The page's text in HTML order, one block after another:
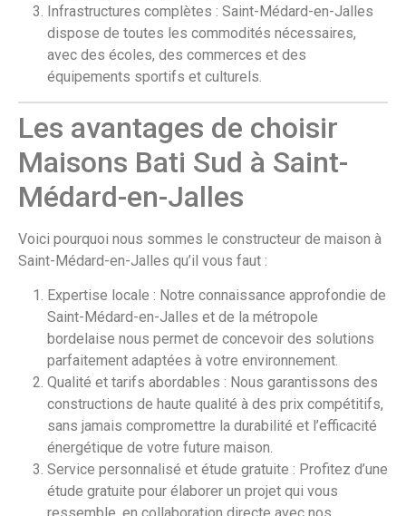
Infrastructures complètes : Saint-Médard-en-Jalles
dispose de toutes les commodités nécessaires,
avec des écoles, des commerces et des
équipements sportifs et culturels.
Les avantages de choisir
Maisons Bati Sud à Saint-
Médard-en-Jalles
Voici pourquoi nous sommes le constructeur de maison à
Saint-Médard-en-Jalles qu’il vous faut :
Expertise locale : Notre connaissance approfondie de
Saint-Médard-en-Jalles et de la métropole
bordelaise nous permet de concevoir des solutions
parfaitement adaptées à votre environnement.
Qualité et tarifs abordables : Nous garantissons des
constructions de haute qualité à des prix compétitifs,
sans jamais compromettre la durabilité et l’efficacité
énergétique de votre future maison.
Service personnalisé et étude gratuite : Profitez d’une
étude gratuite pour élaborer un projet qui vous